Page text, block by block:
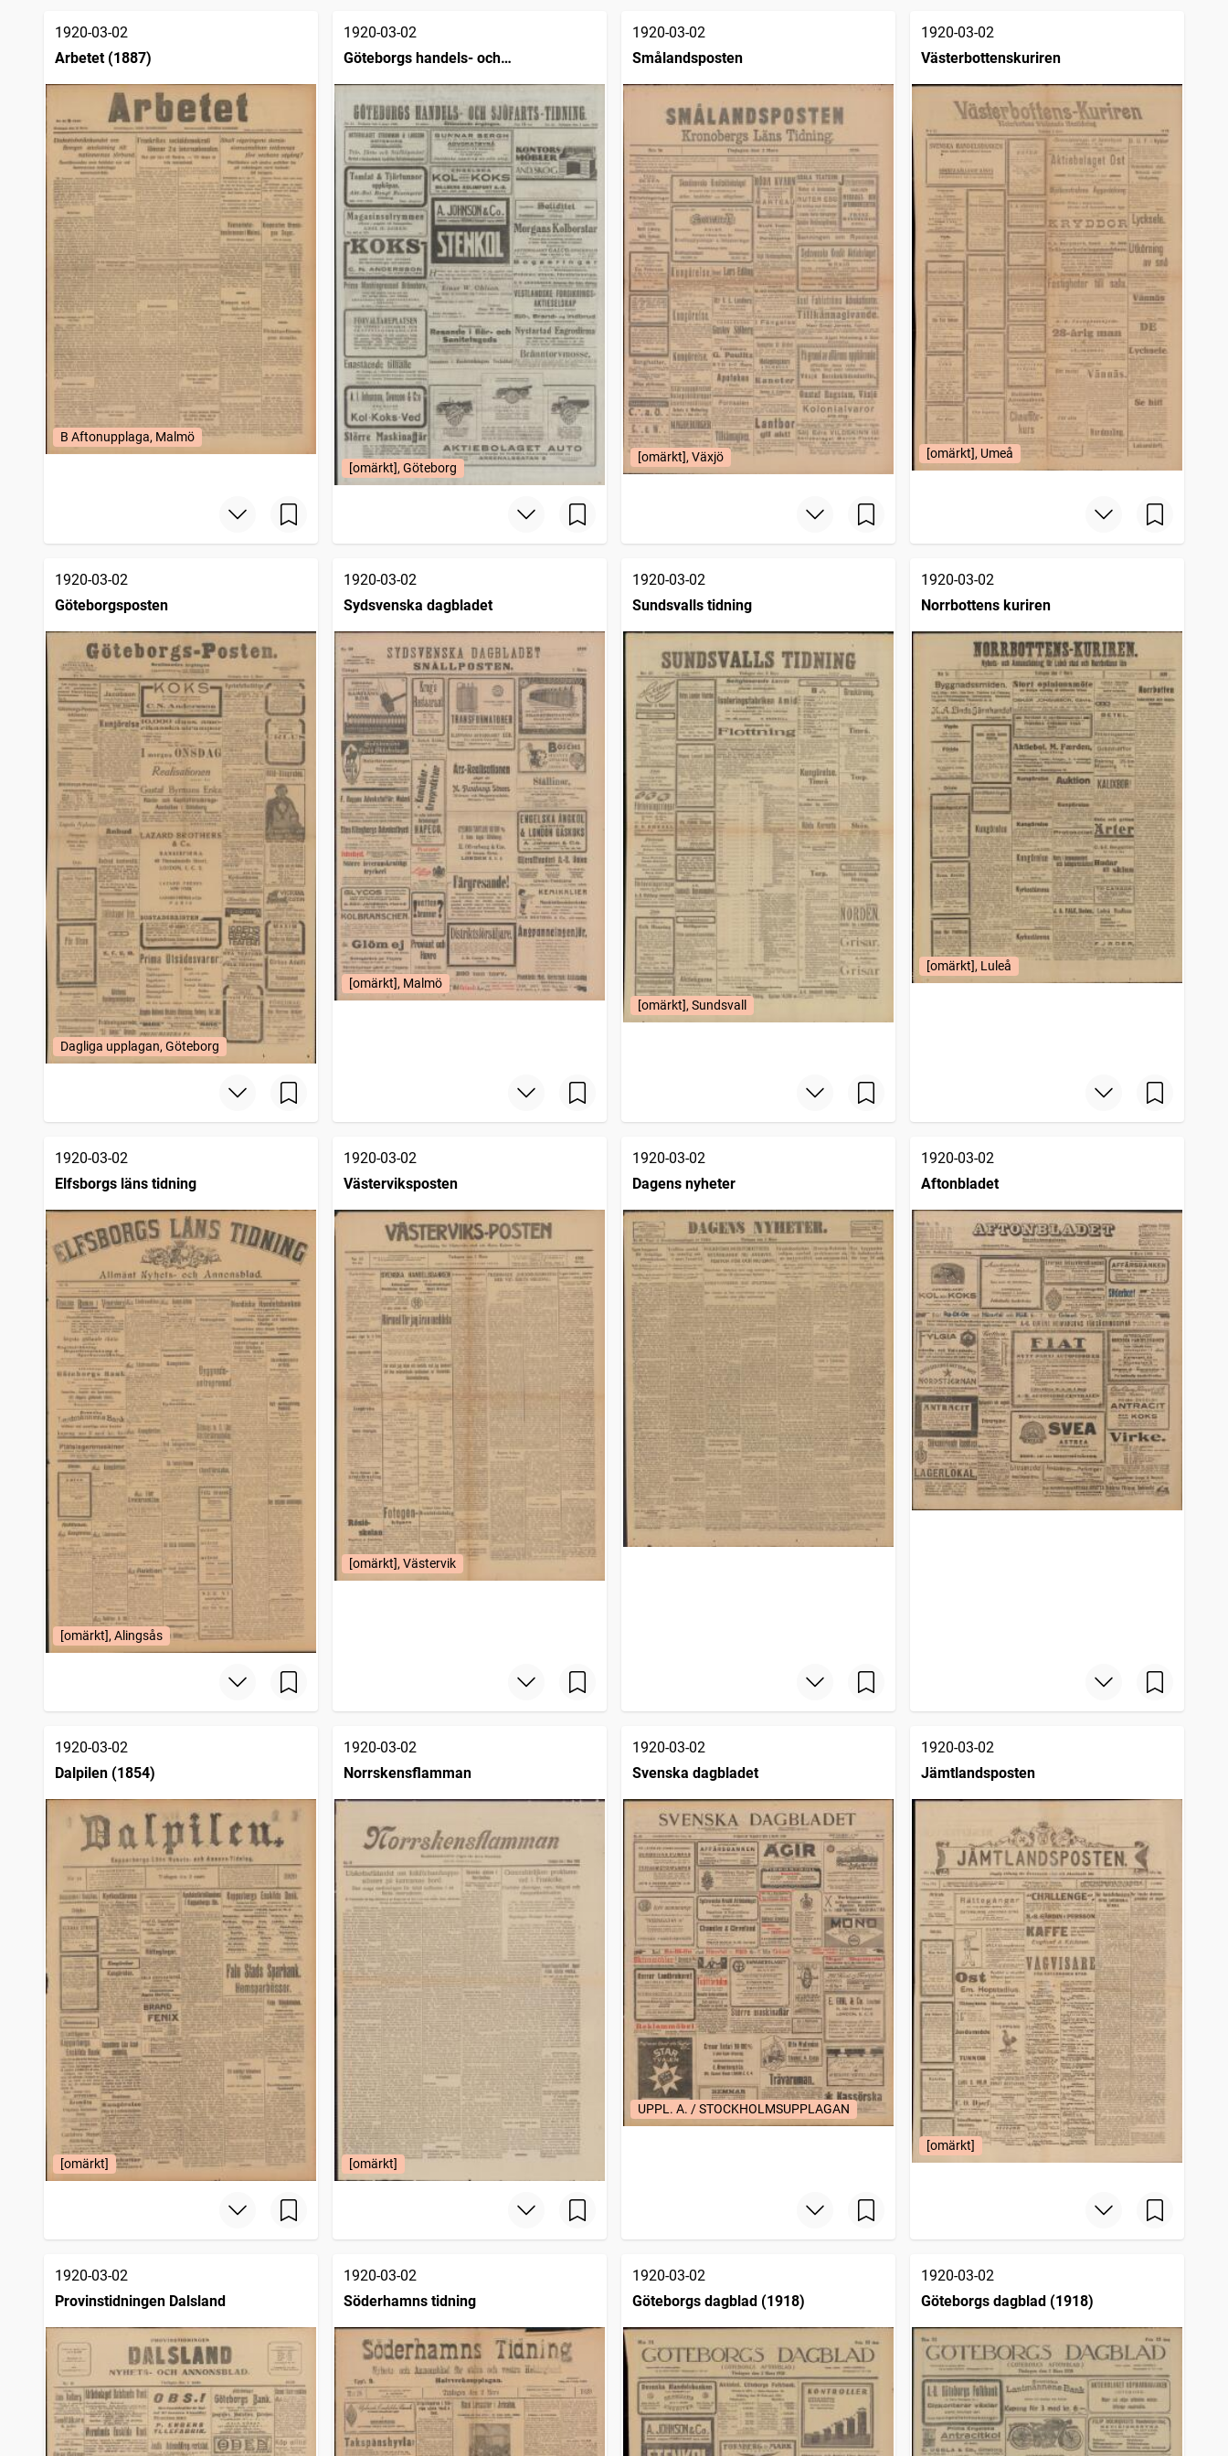
träffar
1920-03-02
Arbetet (1887)
B Aftonupplaga, Malmö
1920-03-02
Göteborgs handels- och
sjöfartstidning (1832)
[omärkt], Göteborg
1920-03-02
Smålandsposten
[omärkt], Växjö
1920-03-02
Västerbottenskuriren
[omärkt], Umeå
1920-03-02
Göteborgsposten
Dagliga upplagan, Göteborg
1920-03-02
Sydsvenska dagbladet
[omärkt], Malmö
1920-03-02
Sundsvalls tidning
[omärkt], Sundsvall
1920-03-02
Norrbottens kuriren
[omärkt], Luleå
1920-03-02
Elfsborgs läns tidning
[omärkt], Alingsås
1920-03-02
Västerviksposten
[omärkt], Västervik
1920-03-02
Dagens nyheter
1920-03-02
Aftonbladet
1920-03-02
Dalpilen (1854)
[omärkt]
1920-03-02
Norrskensflamman
[omärkt]
1920-03-02
Svenska dagbladet
UPPL. A. / STOCKHOLMSUPPLAGAN
1920-03-02
Jämtlandsposten
[omärkt]
1920-03-02
Provinstidningen Dalsland
1920-03-02
Söderhamns tidning
1920-03-02
Göteborgs dagblad (1918)
1920-03-02
Göteborgs dagblad (1918)